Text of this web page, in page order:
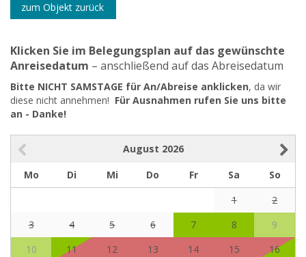
zum Objekt zurück
Klicken Sie im Belegungsplan auf das gewünschte
Anreisedatum – anschließend auf das Abreisedatum
Bitte NICHT SAMSTAGE für An/Abreise anklicken, da wir
diese nicht annehmen! Für Ausnahmen rufen Sie uns bitte
an - Danke!
August 2026
Mo
Di Mi Do Fr Sa
So
1
2
3
4 5 6 7 8
9
10
11 12 13 14 15
16